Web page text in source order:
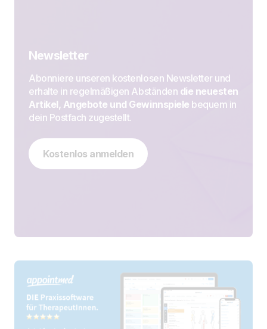
Newsletter
Abonniere unseren kostenlosen Newsletter und
erhalte in regelmäßigen Abständen die neuesten
Artikel, Angebote und Gewinnspiele bequem in
dein Postfach zugestellt.
Kostenlos anmelden